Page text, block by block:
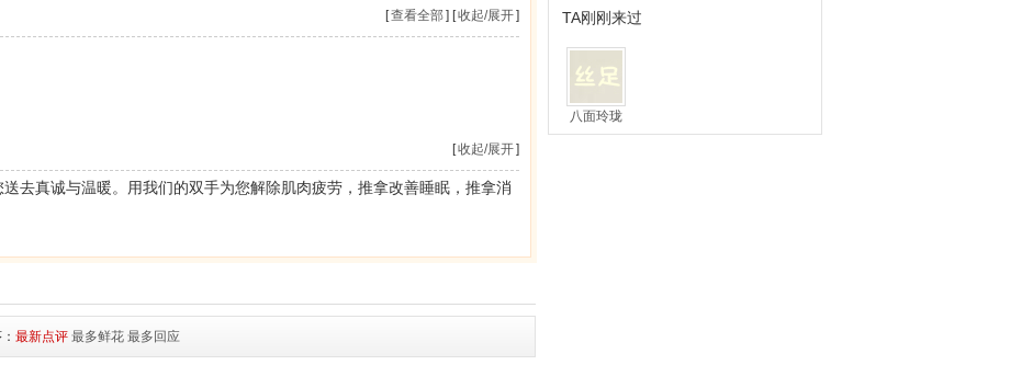
[查看全部] [收起/展开]
[收起/展开]
送去真诚与温暖。用我们的双手为您解除肌肉疲劳，推拿改善睡眠，推拿消
最新点评 最多鲜花 最多回应
TA刚刚来过
八面玲珑